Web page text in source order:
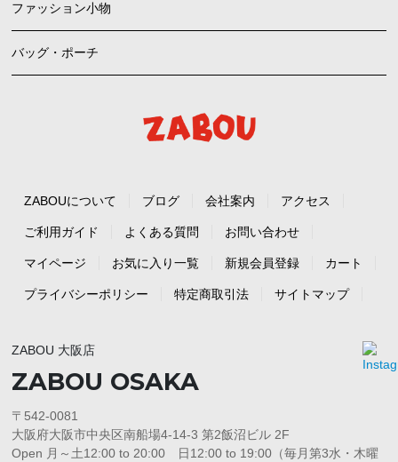
ファッション小物
バッグ・ポーチ
ZABOUについて ブログ 会社案内 アクセス
ご利用ガイド よくある質問 お問い合わせ
マイページ お気に入り一覧 新規会員登録 カート
プライバシーポリシー 特定商取引法 サイトマップ
ZABOU 大阪店
ZABOU OSAKA
〒542-0081
大阪府大阪市中央区南船場4-14-3 第2飯沼ビル 2F
Open 月～土12:00 to 20:00 日12:00 to 19:00（毎月第3水・木曜